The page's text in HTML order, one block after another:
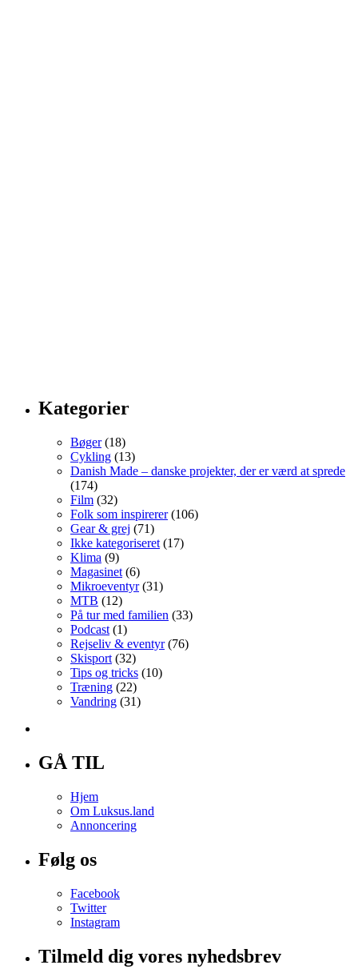
Kategorier
Bøger(18)
Cykling (13)
Danish Made – danske projekter, der er værd at sprede
(174)
Film (32)
Folk som inspirerer(106)
Gear & grej (71)
Ikke kategoriseret (17)
Klima (9)
Magasinet (6)
Mikroeventyr(31)
MTB (12)
På tur med familien (33)
Podcast (1)
Rejseliv & eventyr(76)
Skisport (32)
Tips og tricks (10)
Træning (22)
Vandring (31)
GÅ TIL
Hjem
Om Luksus.land
Annoncering
Følg os
Facebook
Twitter
Instagram
Tilmeld dig vores nyhedsbrev